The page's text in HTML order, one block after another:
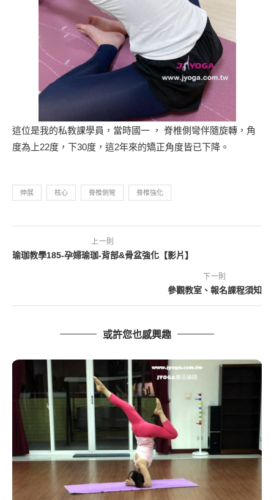
這位是我的私教課學員，當時國一 ， 脊椎側彎伴隨旋轉，角
度為上22度，下30度，這2年來的矯正角度皆已下降。
伸展 核心 脊椎側彎 脊椎強化
上一則
瑜珈教學185-孕婦瑜珈-背部&骨盆強化【影片】
下一則
參觀教室、報名課程須知
或許您也感興趣